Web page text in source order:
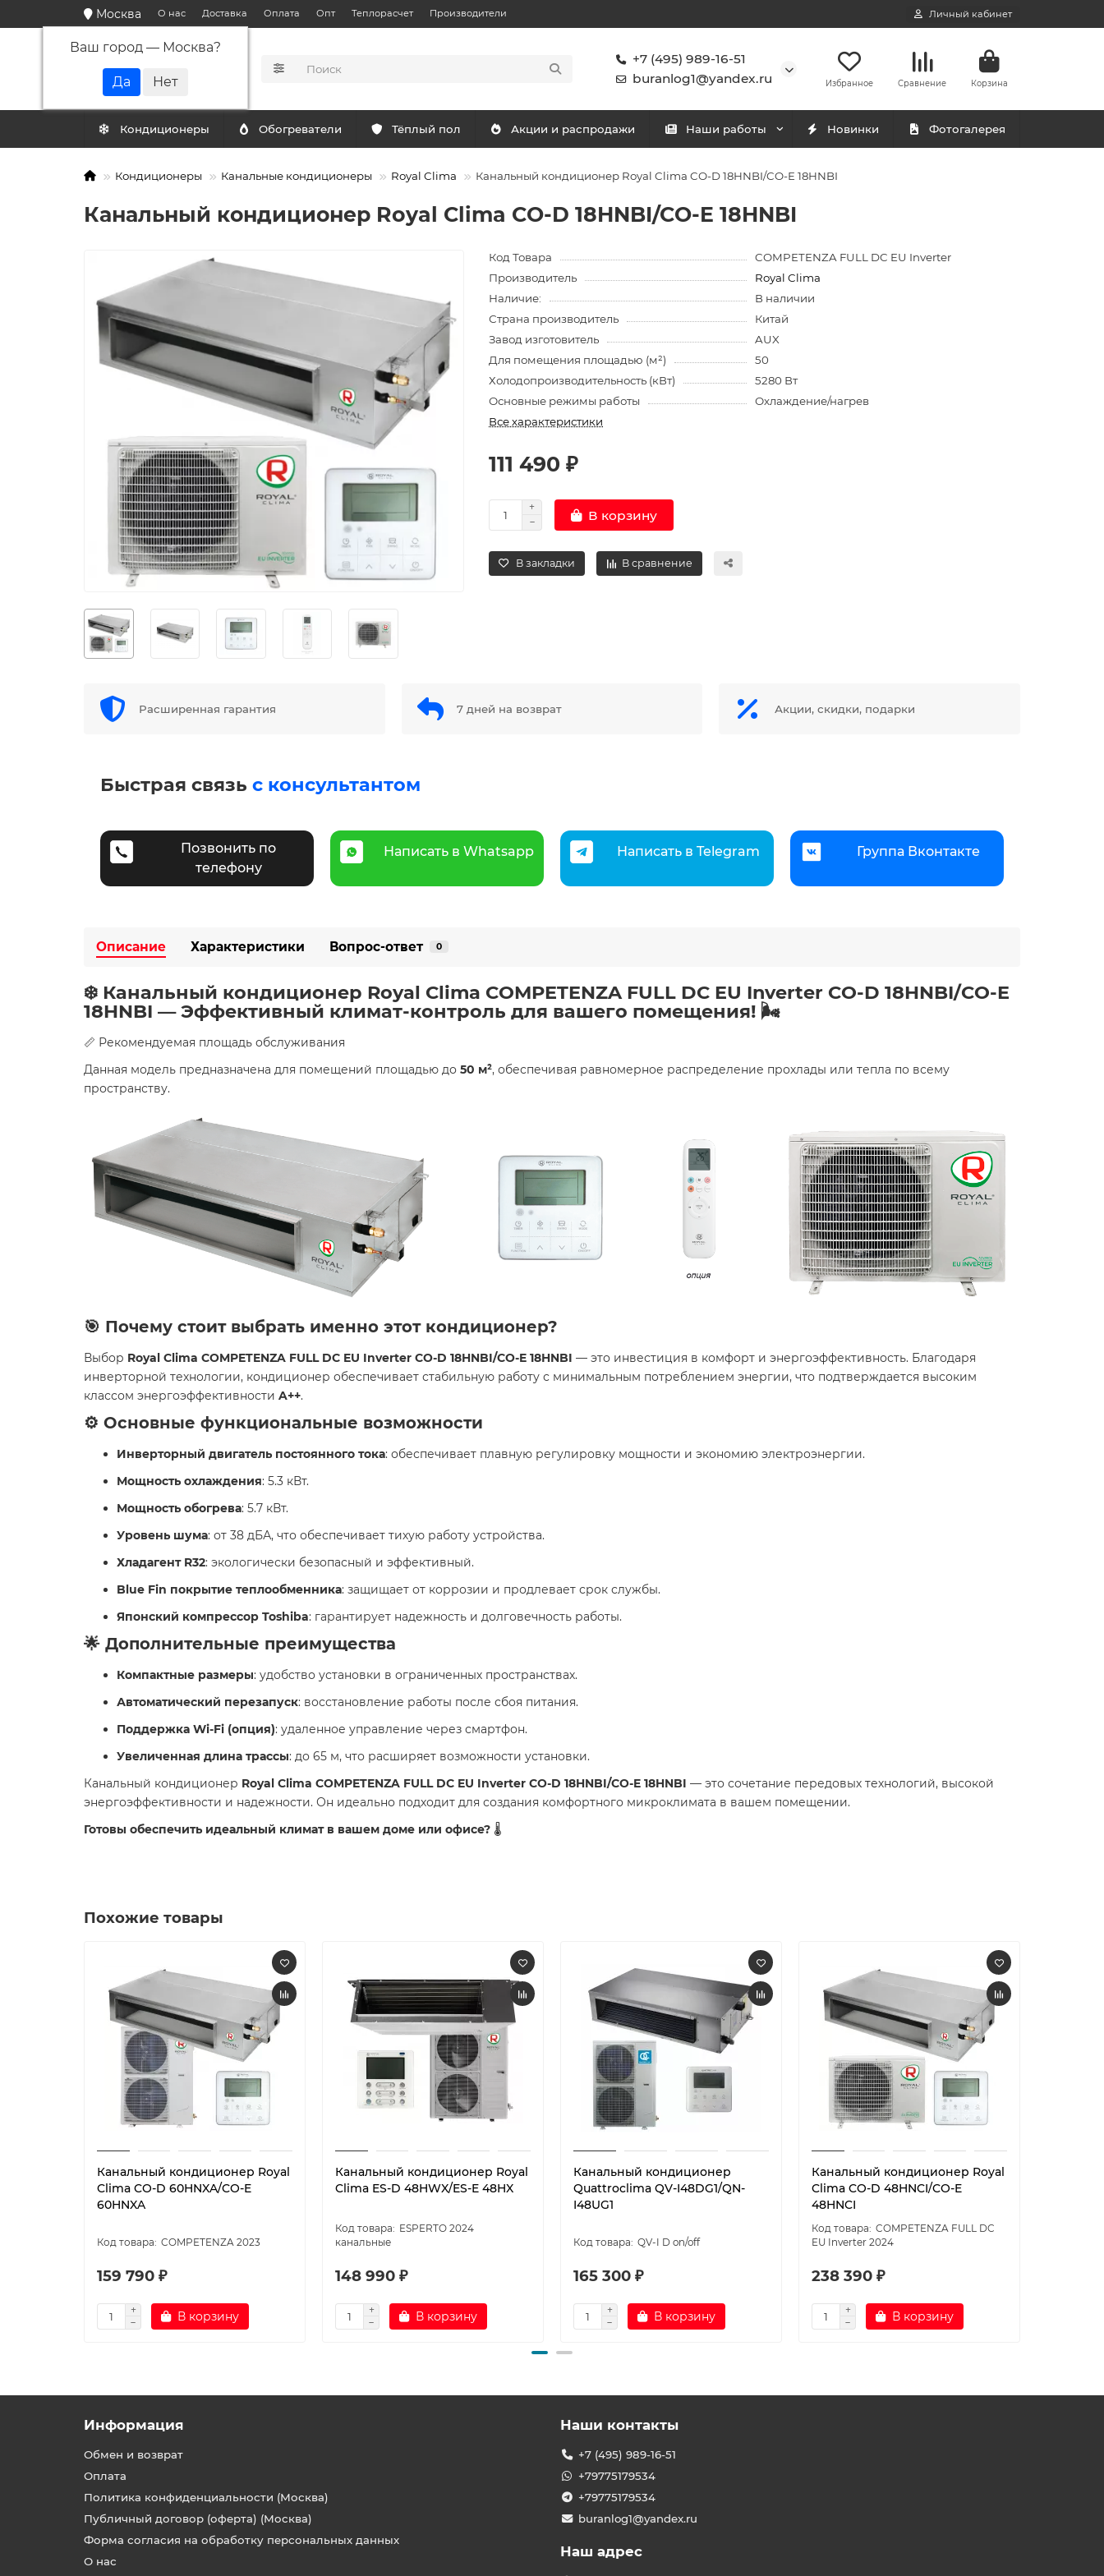
Москва
Ваш город — Москва?
О нас Доставка Оплата Опт Теплорасчет Производители Личный кабинет
+7 (495) 989-16-51
buranlog1@yandex.ru
Избранное Сравнение Корзина
Кондиционеры Обогреватели Тёплый пол Акции и распродажи Наши работы Новинки Фотогалерея
Кондиционеры Канальные кондиционеры Royal Clima Канальный кондиционер Royal Clima CO-D 18HNBI/CO-E 18HNBI
Канальный кондиционер Royal Clima CO-D 18HNBI/CO-E 18HNBI
Код Товара
COMPETENZA FULL DC EU Inverter
Производитель
Royal Clima
Наличие:
В наличии
Страна производитель
Китай
Завод изготовитель
AUX
Для помещения площадью (м²)
50
Холодопроизводительность (кВт)
5280 Вт
Основные режимы работы
Охлаждение/нагрев
Все характеристики
111 490 ₽
В корзину
В закладки В сравнение
Расширенная гарантия 7 дней на возврат Акции, скидки, подарки
Быстрая связь с консультантом
Позвонить по
телефону
Написать в Whatsapp Написать в Telegram Группа Вконтакте
Описание Характеристики Вопрос-ответ 0
❄️ Канальный кондиционер Royal Clima COMPETENZA FULL DC EU Inverter CO-D 18HNBI/CO-E
18HNBI — Эффективный климат-контроль для вашего помещения! 🌬️
📏 Рекомендуемая площадь обслуживания
Данная модель предназначена для помещений площадью до 50 м², обеспечивая равномерное распределение прохлады или тепла по всему
пространству.
🎯 Почему стоит выбрать именно этот кондиционер?
Выбор Royal Clima COMPETENZA FULL DC EU Inverter CO-D 18HNBI/CO-E 18HNBI — это инвестиция в комфорт и энергоэффективность. Благодаря
инверторной технологии, кондиционер обеспечивает стабильную работу с минимальным потреблением энергии, что подтверждается высоким
классом энергоэффективности A++.
⚙️ Основные функциональные возможности
Инверторный двигатель постоянного тока: обеспечивает плавную регулировку мощности и экономию электроэнергии.
Мощность охлаждения: 5.3 кВт.
Мощность обогрева: 5.7 кВт.
Уровень шума: от 38 дБА, что обеспечивает тихую работу устройства.
Хладагент R32: экологически безопасный и эффективный.
Blue Fin покрытие теплообменника: защищает от коррозии и продлевает срок службы.
Японский компрессор Toshiba: гарантирует надежность и долговечность работы.
🌟 Дополнительные преимущества
Компактные размеры: удобство установки в ограниченных пространствах.
Автоматический перезапуск: восстановление работы после сбоя питания.
Поддержка Wi-Fi (опция): удаленное управление через смартфон.
Увеличенная длина трассы: до 65 м, что расширяет возможности установки.
Канальный кондиционер Royal Clima COMPETENZA FULL DC EU Inverter CO-D 18HNBI/CO-E 18HNBI — это сочетание передовых технологий, высокой
энергоэффективности и надежности. Он идеально подходит для создания комфортного микроклимата в вашем помещении.
Готовы обеспечить идеальный климат в вашем доме или офисе? 🌡️
Похожие товары
Канальный кондиционер Royal
Clima CO-D 60HNXA/CO-E
60HNXA
COMPETENZA 2023
159 790 ₽
В корзину
Канальный кондиционер Royal
Clima ES-D 48HWX/ES-E 48HX
ESPERTO 2024
канальные
148 990 ₽
В корзину
Канальный кондиционер
Quattroclima QV-I48DG1/QN-
I48UG1
QV-I D on/off
165 300 ₽
В корзину
Канальный кондиционер Royal
Clima CO-D 48HNCI/CO-E
48HNCI
COMPETENZA FULL DC
EU Inverter 2024
238 390 ₽
В корзину
Информация
Обмен и возврат
Оплата
Политика конфиденциальности (Москва)
Публичный договор (оферта) (Москва)
Форма согласия на обработку персональных данных
О нас
Наши контакты
+7 (495) 989-16-51
+79775179534
+79775179534
buranlog1@yandex.ru
Наш адрес